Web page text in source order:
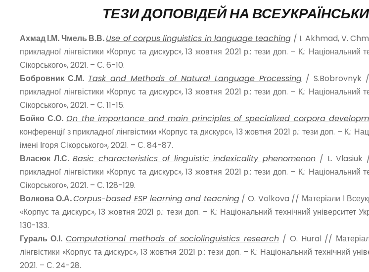
ТЕЗИ ДОПОВІДЕЙ НА
Ахмад І.М. Чмель В.В.Use of corpus linguistics in language teaching / I. Akhmad, V.
прикладної лінгвістики «Корпус та дискурс», 13 жовтня 2021 р.: тези доп. – К.: Національний
Сікорського», 2021. – С. 6-10.
Бобровник С.М. Task and Methods of Natural Language Processing / S.Bobrovnyk //
прикладної лінгвістики «Корпус та дискурс», 13 жовтня 2021 р.: тези доп. – К.: Національний
Сікорського», 2021. – С. 11-15.
Бойко С.О. On the importance and main principles of specialized corpora
конференції з прикладної лінгвістики «Корпус та дискурс», 13 жовтня 2021 р.: тези доп. – К.:
імені Ігоря Сікорського», 2021. – С. 84-87.
Власюк Л.С. Basic characteristics of linguistic indexicality phenomenon / L. Vlasiuk //
прикладної лінгвістики «Корпус та дискурс», 13 жовтня 2021 р.: тези доп. – К.: Національний
Сікорського», 2021. – С. 128-129.
Волкова О.А.Corpus-based ESP learning and teacning/ O. Volkova // Матеріали І
«Корпус та дискурс», 13 жовтня 2021 р.: тези доп. – К.: Національний технічний університет
130-133.
Гураль О.І. Computational methods of sociolinguistics research/ O. Hural // Матеріали
лінгвістики «Корпус та дискурс», 13 жовтня 2021 р.: тези доп. – К.: Національний технічний
2021. – С. 24-28.